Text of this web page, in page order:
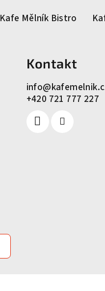
Kafe Mělník Bistro
Kontakt
info@
+420 721 777 227